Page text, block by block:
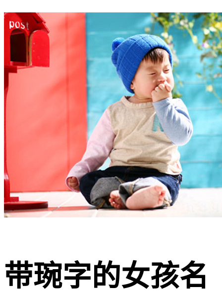
带琬字的女孩名